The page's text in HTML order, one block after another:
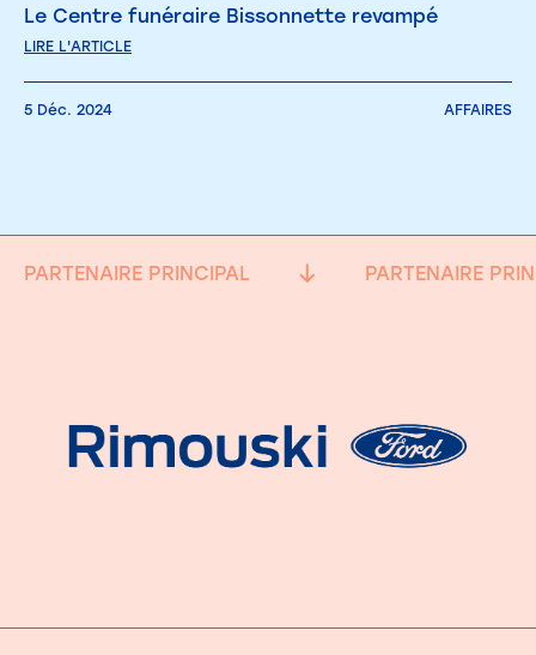
Le Centre funéraire Bissonnette revampé
LIRE L'ARTICLE
5 Déc. 2024 AFFAIRES
PARTENAIRE PRINCIPAL PARTENAIRE